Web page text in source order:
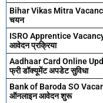
Bihar Vikas Mitra Vacancy
चयन
ISRO Apprentice Vacancy
आवेदन प्रक्रिया
Aadhaar Card Online
फ्री डॉक्यूमेंट अपडेट सुविधा
Bank of Baroda SO
ऑनलाइन आवेदन शुरू